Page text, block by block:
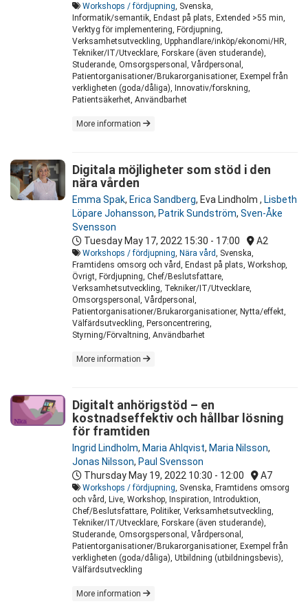
Workshops / fördjupning , Svenska,
Informatik/semantik, Endast på plats, Extended >55 min,
Verktyg för implementering, Fördjupning,
Verksamhetsutveckling, Upphandlare/inköp/ekonomi/HR,
Tekniker/IT/Utvecklare, Forskare (även studerande),
Studerande, Omsorgspersonal, Vårdpersonal,
Patientorganisationer/Brukarorganisationer, Exempel från
verkligheten (goda/dåliga), Innovativ/forskning,
Patientsäkerhet, Användbarhet
More information
Digitala möjligheter som stöd i den
nära vården
Emma Spak, Erica Sandberg, Eva Lindholm , Lisbeth
Löpare Johansson, Patrik Sundström, Sven-Åke
Svensson
Tuesday May 17, 2022 15:30 - 17:00 A2
Workshops / fördjupning Nära vård
, Svenska,
Framtidens omsorg och vård, Endast på plats, Workshop,
Övrigt, Fördjupning, Chef/Beslutsfattare,
Verksamhetsutveckling, Tekniker/IT/Utvecklare,
Omsorgspersonal, Vårdpersonal,
Patientorganisationer/Brukarorganisationer, Nytta/effekt,
Välfärdsutveckling, Personcentrering,
Styrning/Förvaltning, Användbarhet
More information
Digitalt anhörigstöd – en
kostnadseffektiv och hållbar lösning
för framtiden
Ingrid Lindholm, Maria Ahlqvist, Maria Nilsson,
Jonas Nilsson, Paul Svensson
Thursday May 19, 2022 10:30 - 12:00 A7
Workshops / fördjupning , Svenska, Framtidens omsorg
och vård, Live, Workshop, Inspiration, Introduktion,
Chef/Beslutsfattare, Politiker, Verksamhetsutveckling,
Tekniker/IT/Utvecklare, Forskare (även studerande),
Studerande, Omsorgspersonal, Vårdpersonal,
Patientorganisationer/Brukarorganisationer, Exempel från
verkligheten (goda/dåliga), Utbildning (utbildningsbevis),
Välfärdsutveckling
More information